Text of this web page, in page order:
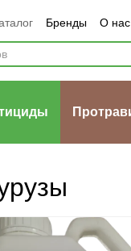
Бренды О нас